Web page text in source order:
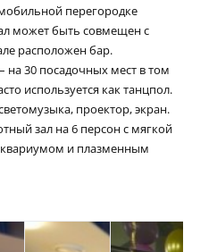
перегородке
может быть совмещен с
расположен бар.
на 30 посадочных мест в том
используется как танцпол.
проектор, экран.
зал на 6 персон с мягкой
и плазменным